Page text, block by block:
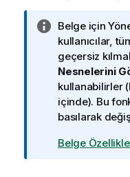
B
i
l
g
i
n
o
u
Belge için
kullanıcılar,
geçersiz
Nesnelerini
kullanabilirler (
içinde). Bu
basılarak
Belge